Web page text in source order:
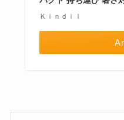
Ｋｉｎｄｉｌ